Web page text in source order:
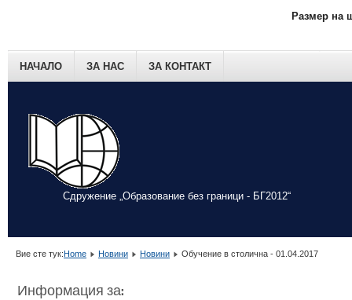
Сдружение „Образование без граници - БГ2012“
НАЧАЛО ЗА НАС ЗА КОНТАКТ
Размер на
Вие сте тук: Home Новини Новини Обучение в столична - 01.04.2017
Информация за: